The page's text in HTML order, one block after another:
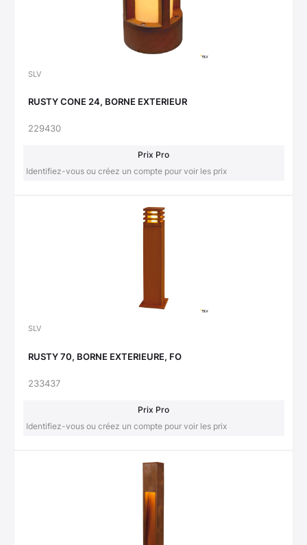
SLV
RUSTY CONE 24, BORNE EXTERIEUR
229430
Prix Pro
Identifiez-vous ou créez un compte pour voir les prix
SLV
RUSTY 70, BORNE EXTERIEURE, FO
233437
Prix Pro
Identifiez-vous ou créez un compte pour voir les prix